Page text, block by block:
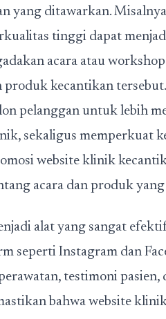
yang ditawarkan.
tinggi dapat
acara atau
kecantikan
pelanggan untuk lebih
sekaligus memperkuat
website klinik
acara dan produk
alat yang sangat
seperti Instagram dan
testimoni pasien,
bahwa website